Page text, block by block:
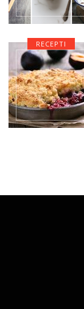
RECEPTI